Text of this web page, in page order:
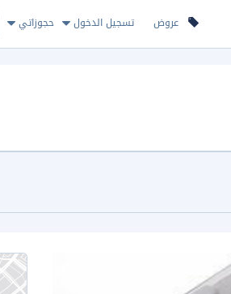
عروض تسجيل الدخول حجوزاتي